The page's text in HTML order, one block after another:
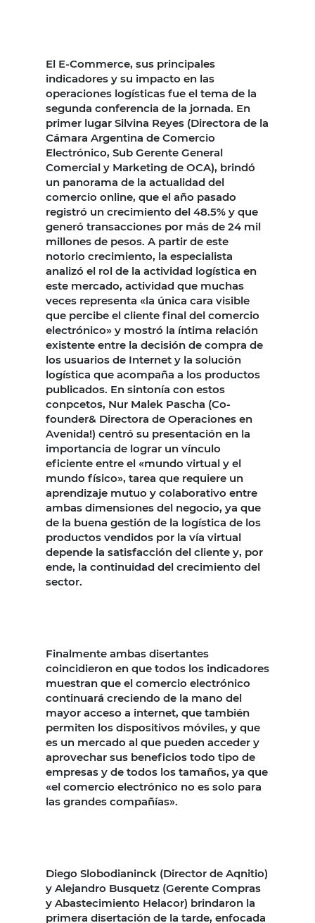
El E-Commerce, sus principales
indicadores y su impacto en las
operaciones logísticas fue el tema de la
segunda conferencia de la jornada. En
primer lugar Silvina Reyes (Directora de la
Cámara Argentina de Comercio
Electrónico, Sub Gerente General
Comercial y Marketing de OCA), brindó
un panorama de la actualidad del
comercio online, que el año pasado
registró un crecimiento del 48.5% y que
generó transacciones por más de 24 mil
millones de pesos. A partir de este
notorio crecimiento, la especialista
analizó el rol de la actividad logística en
este mercado, actividad que muchas
veces representa «la única cara visible
que percibe el cliente final del comercio
electrónico» y mostró la íntima relación
existente entre la decisión de compra de
los usuarios de Internet y la solución
logística que acompaña a los productos
publicados. En sintonía con estos
conpcetos, Nur Malek Pascha (Co-
founder& Directora de Operaciones en
Avenida!) centró su presentación en la
importancia de lograr un vínculo
eficiente entre el «mundo virtual y el
mundo físico», tarea que requiere un
aprendizaje mutuo y colaborativo entre
ambas dimensiones del negocio, ya que
de la buena gestión de la logística de los
productos vendidos por la vía virtual
depende la satisfacción del cliente y, por
ende, la continuidad del crecimiento del
sector.
Finalmente ambas disertantes
coincidieron en que todos los indicadores
muestran que el comercio electrónico
continuará creciendo de la mano del
mayor acceso a internet, que también
permiten los dispositivos móviles, y que
es un mercado al que pueden acceder y
aprovechar sus beneficios todo tipo de
empresas y de todos los tamaños, ya que
«el comercio electrónico no es solo para
las grandes compañías».
Diego Slobodianinck (Director de Aqnitio)
y Alejandro Busquetz (Gerente Compras
y Abastecimiento Helacor) brindaron la
primera disertación de la tarde, enfocada